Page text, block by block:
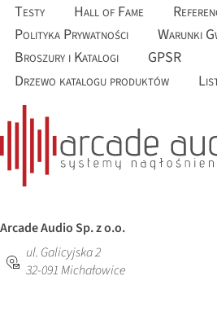
Testy
Hall of Fame
Polityka Prywatności
Warunki
Broszury i Katalogi
GPSR
Drzewo katalogu produktów
Arcade Audio Sp. z o.o.
ul. Galicyjska 2
32-091Michałowice